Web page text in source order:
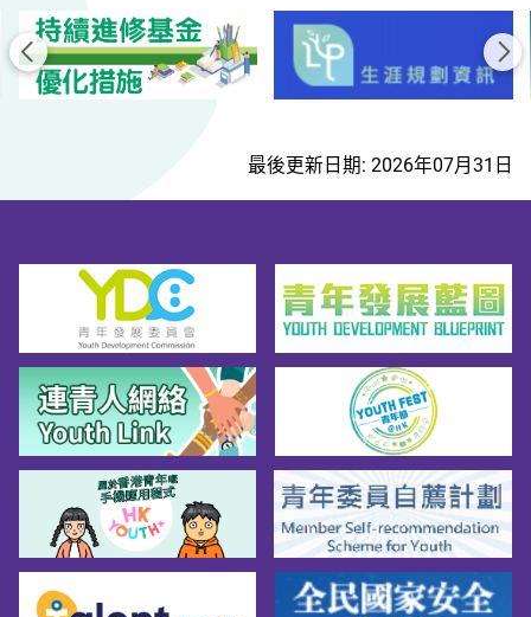
前一頁
最後更新日期: 2026年07月31日